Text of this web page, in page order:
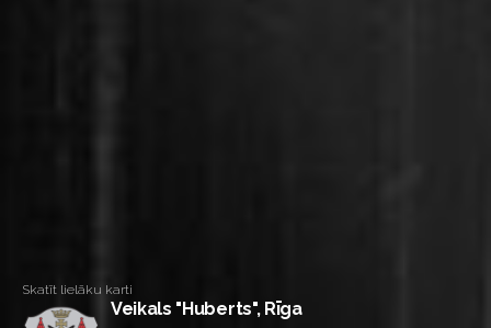
Skatīt lielāku karti
Veikals "Huberts", Rīga